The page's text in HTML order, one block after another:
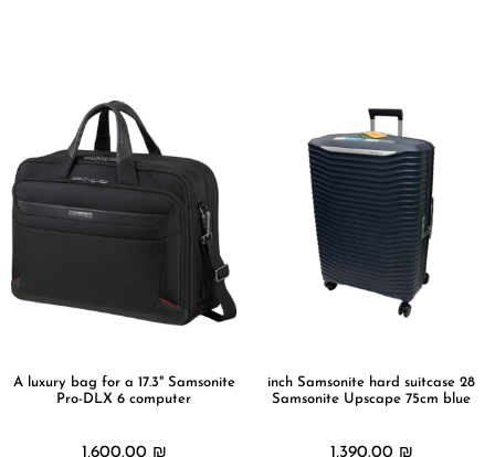
28 inch Samsonite hard suitcase
Samsonite Upscape 75cm blue
1,390.00 ₪
A luxury bag for a 17.3" Samsonite
Pro-DLX 6 computer
1,600.00 ₪